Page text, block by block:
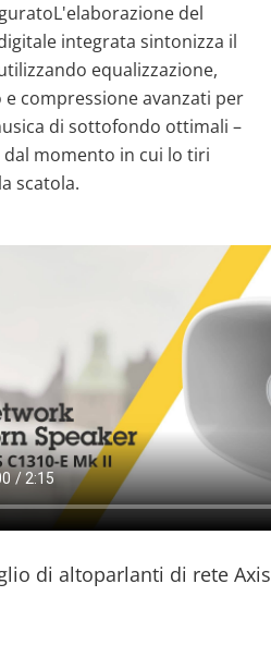
L'elaborazione del
integrata sintonizza il
equalizzazione,
compressione avanzati per
di sottofondo ottimali –
momento in cui lo tiri
scatola.
di altoparlanti di rete Axis